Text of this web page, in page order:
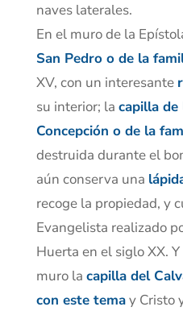
naves laterales.
En el muro de la
San Pedro o de la
XV, con un interesante
su interior; la capilla de
Concepción o de la
destruida durante el
aún conserva una
recoge la propiedad, y
Evangelista realizado
Huerta en el siglo XX.
muro la capilla del
con este temay Cristo